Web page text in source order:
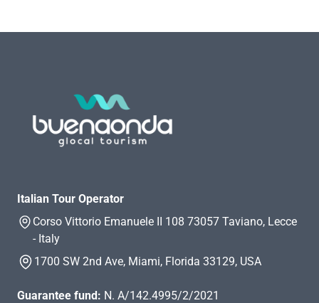
Italian Tour Operator
Corso Vittorio Emanuele II 108 73057 Taviano, Lecce
- Italy
1700 SW 2nd Ave, Miami, Florida 33129, USA
Guarantee fund: N. A/142.4995/2/2021